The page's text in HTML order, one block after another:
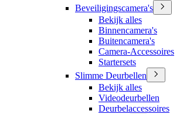
Beveiligingscamera's
Bekijk alles
Binnencamera's
Buitencamera's
Camera-Accessoires
Startersets
Slimme Deurbellen
Bekijk alles
Videodeurbellen
Deurbelaccessoires